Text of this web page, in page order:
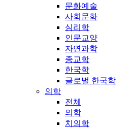
문화예술
사회문화
심리학
인문교양
자연과학
종교학
한국학
글로벌 한국학
의학
전체
의학
치의학